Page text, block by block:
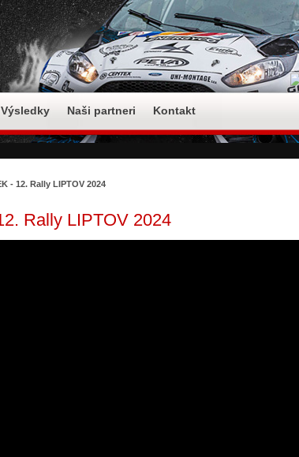
Výsledky Naši partneri Kontakt
- 12. Rally LIPTOV 2024
Rally LIPTOV 2024